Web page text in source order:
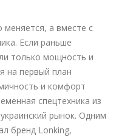
меняется, а вместе с
Если раньше
только мощность и
на первый план
и комфорт
спецтехника из
рынок. Одним
бренд Lonking,